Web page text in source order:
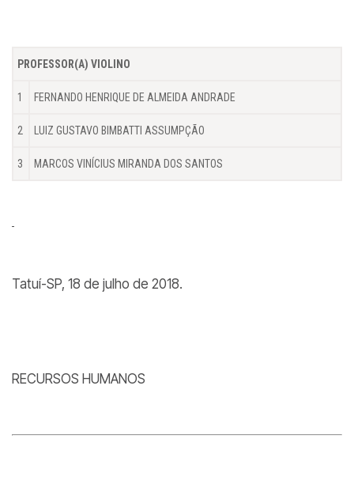
PROFESSOR(A) VIOLINO
1 FERNANDO HENRIQUE DE ALMEIDA ANDRADE
2 LUIZ GUSTAVO BIMBATTI ASSUMPÇÃO
3 MARCOS VINÍCIUS MIRANDA DOS SANTOS
Tatuí-SP, 18 de julho de 2018.
RECURSOS HUMANOS